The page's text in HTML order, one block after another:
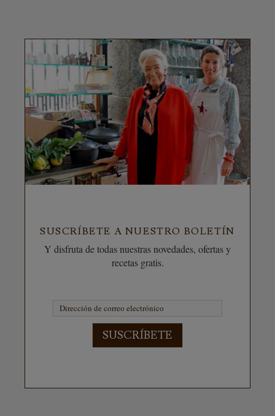
SUSCRÍBETE A NUESTRO BOLETÍN
Y disfruta de todas nuestras novedades, ofertas y
recetas gratis.
SUSCRÍBETE